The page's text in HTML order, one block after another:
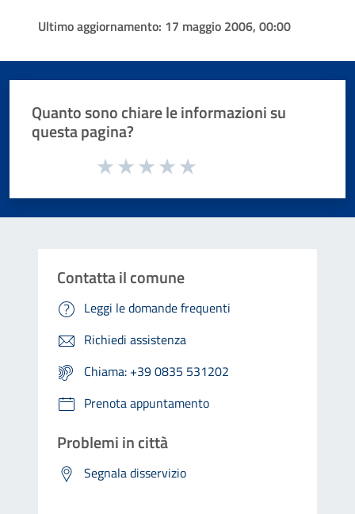
Ultimo aggiornamento: 17 maggio 2006, 00:00
Quanto sono chiare le informazioni su
questa pagina?
Valuta da 1 a 5 stelle la pagina
Contatta il comune
Leggi le domande frequenti
Richiedi assistenza
Chiama: +39 0835 531202
Prenota appuntamento
Problemi in città
Segnala disservizio